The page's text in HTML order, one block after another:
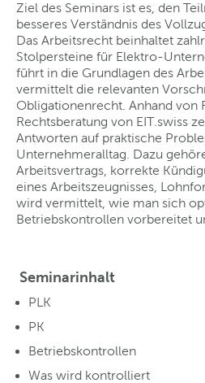
Ziel des Seminars ist es, den
besseres Verständnis des
Das Arbeitsrecht beinhaltet
Stolpersteine für Elektro-
führt in die Grundlagen des
vermittelt die relevanten
Obligationenrecht. Anhand von
Rechtsberatung von EIT.swiss
Antworten auf praktische
Unternehmeralltag. Dazu
Arbeitsvertrags, korrekte
eines Arbeitszeugnisses,
wird vermittelt, wie man sich
Betriebskontrollen vorbereitet
Seminarinhalt
PLK
PK
Betriebskontrollen
Was wird kontrolliert